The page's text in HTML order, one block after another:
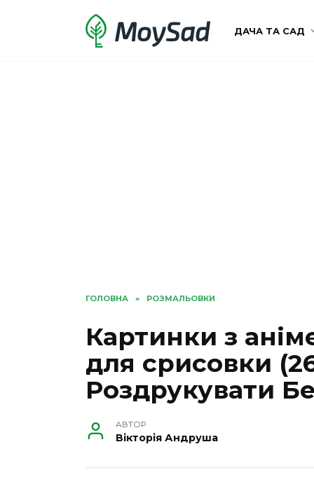
MoySad ДАЧА ТА САД
ГОЛОВНА » РОЗМАЛЬОВКИ
Картинки з
для срисовки
Роздрукувати
АВТОР
Вікторія Андруша